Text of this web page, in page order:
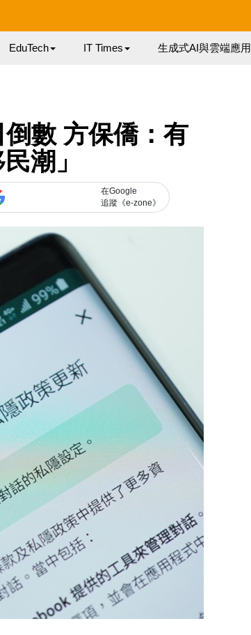
EduTech IT Times 生成式AI與雲端應用
數 方保僑：有
潮」
在Google
追蹤《e-zone》